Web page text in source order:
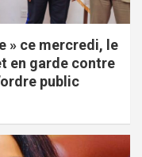
» ce mercredi, le
en garde contre
public